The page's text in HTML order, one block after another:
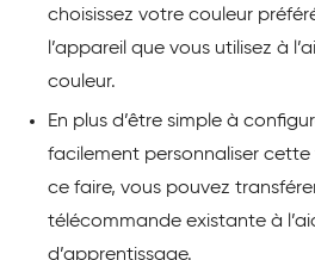
choisissez votre couleur
l’appareil que vous utilisez à
couleur.
En plus d’être simple à
facilement personnaliser
ce faire, vous pouvez
télécommande existante à
d’apprentissage.